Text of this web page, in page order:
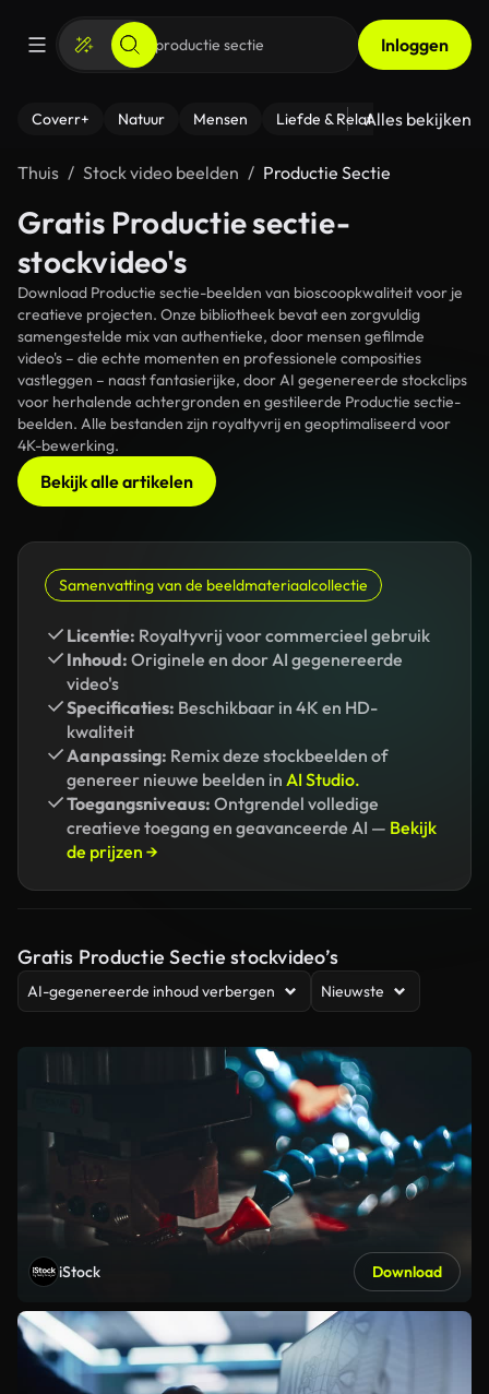
Inloggen
Coverr+ Natuur Mensen Liefde & Relaties - Fitness
Alles bekijken
Thuis Stock video beelden Productie Sectie
Gratis Productie sectie-
stockvideo's
Download Productie sectie-beelden van bioscoopkwaliteit voor je
creatieve projecten. Onze bibliotheek bevat een zorgvuldig
samengestelde mix van authentieke, door mensen gefilmde
video's – die echte momenten en professionele composities
vastleggen – naast fantasierijke, door AI gegenereerde stockclips
voor herhalende achtergronden en gestileerde Productie sectie-
beelden. Alle bestanden zijn royaltyvrij en geoptimaliseerd voor
4K-bewerking.
Bekijk alle artikelen
Samenvatting van de beeldmateriaalcollectie
Licentie: Royaltyvrij voor commercieel gebruik
Inhoud: Originele en door AI gegenereerde
video's
Specificaties: Beschikbaar in 4K en HD-
kwaliteit
Aanpassing: Remix deze stockbeelden of
genereer nieuwe beelden in AI Studio.
Toegangsniveaus: Ontgrendel volledige
creatieve toegang en geavanceerde AI — Bekijk
de prijzen →
Gratis Productie Sectie stockvideo’s
AI-gegenereerde inhoud verbergen Nieuwste
iStock Download